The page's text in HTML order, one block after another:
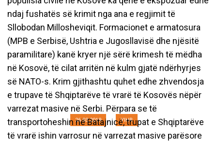
Shënohet 20-vjetori i krimeve
ndaj civilëve shqiptarë në Kosovë
26.03.2019 YIHR
ndaj fushatës së krimit nga ana e regjimit të
Sllobodan Millosheviqit. Formacionet e armatosura
(MPB e Serbisë, Ushtria e Jugosllavisë dhe njësitë
paramilitare) kanë kryer një sërë krimesh të mëdha
në Kosovë, të cilat arritën në kulm gjatë ndërhyrjes
së NATO-s. Krim gjithashtu quhet edhe zhvendosja
e trupave të Shqiptarëve të vrarë të Kosovës nëpër
varrezat masive në Serbi. Përpara se të
transportoheshin në Batajnicë, trupat e Shqiptarëve
të vrarë ishin varrosur në varrezat masive parësore